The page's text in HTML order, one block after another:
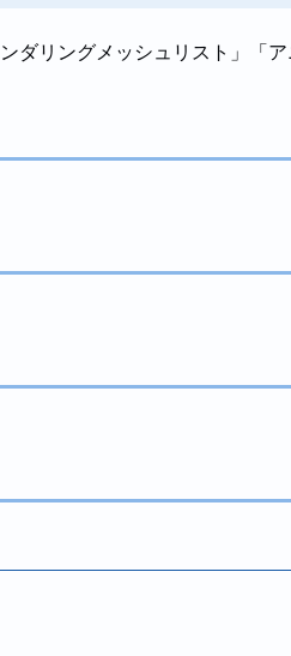
ダリングメッシュリスト」「